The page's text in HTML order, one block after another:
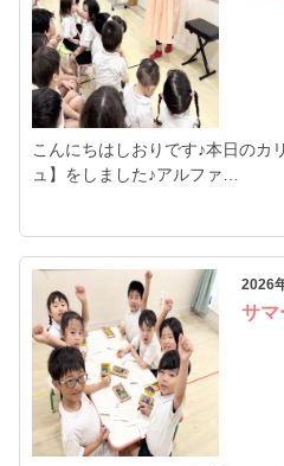
こんにちはしおりです♪本日のカ
ュ】をしました♪アルファ…
2026
サ